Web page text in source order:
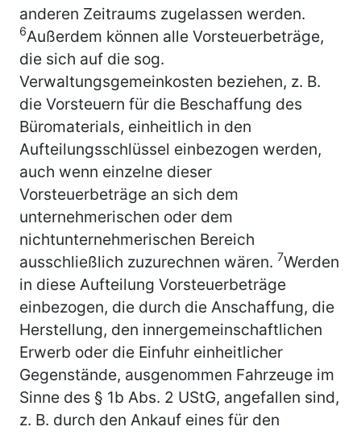
anderen Zeitraums zugelassen werden.
6Außerdem können alle Vorsteuerbeträge,
die sich auf die sog.
Verwaltungsgemeinkosten beziehen, z. B.
die Vorsteuern für die Beschaffung des
Büromaterials, einheitlich in den
Aufteilungsschlüssel einbezogen werden,
auch wenn einzelne dieser
Vorsteuerbeträge an sich dem
unternehmerischen oder dem
nichtunternehmerischen Bereich
ausschließlich zuzurechnen wären. 7Werden
in diese Aufteilung Vorsteuerbeträge
einbezogen, die durch die Anschaffung, die
Herstellung, den innergemeinschaftlichen
Erwerb oder die Einfuhr einheitlicher
Gegenstände, ausgenommen Fahrzeuge im
Sinne des § 1b Abs. 2 UStG, angefallen sind,
z. B. durch den Ankauf eines für den